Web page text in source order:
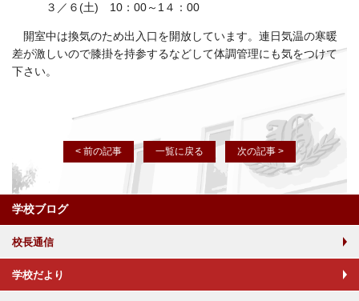
３／６(土) 10：00～1４：00
開室中は換気のため出入口を開放しています。連日気温の寒暖
差が激しいので膝掛を持参するなどして体調管理にも気をつけて
下さい。
< 前の記事 一覧に戻る 次の記事 >
学校ブログ
校長通信
学校だより